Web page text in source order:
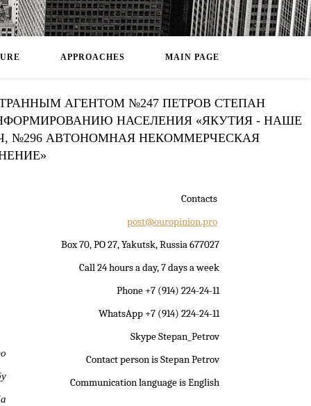
APPROACHES MAIN PAGE
АГЕНТОМ №247 ПЕТРОВ СТЕПАН
НАСЕЛЕНИЯ «ЯКУТИЯ - НАШЕ
№296 АВТОНОМНАЯ НЕКОММЕРЧЕСКАЯ
Contacts
post@ouropinion.pro
Box 70, PO 27, Yakutsk, Russia 677027
Call 24 hours a day, 7 days a week
Phone +7 (914) 224-24-11
WhatsApp +7 (914) 224-24-11
Skype Stepan_Petrov
Contact person is Stepan Petrov
Communication language is English